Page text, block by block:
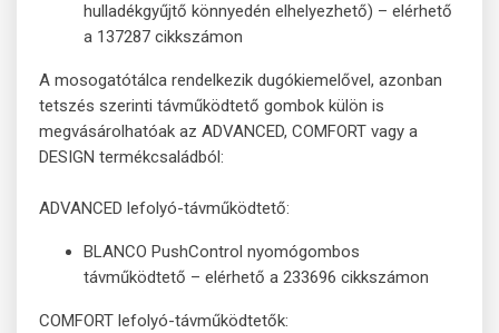
hulladékgyűjtő könnyedén elhelyezhető) – elérhető
a 137287 cikkszámon
A mosogatótálca rendelkezik dugókiemelővel, azonban
tetszés szerinti távműködtető gombok külön is
megvásárolhatóak az ADVANCED, COMFORT vagy a
DESIGN termékcsaládból:
ADVANCED lefolyó-távműködtető:
BLANCO PushControl nyomógombos
távműködtető – elérhető a 233696 cikkszámon
COMFORT lefolyó-távműködtetők: